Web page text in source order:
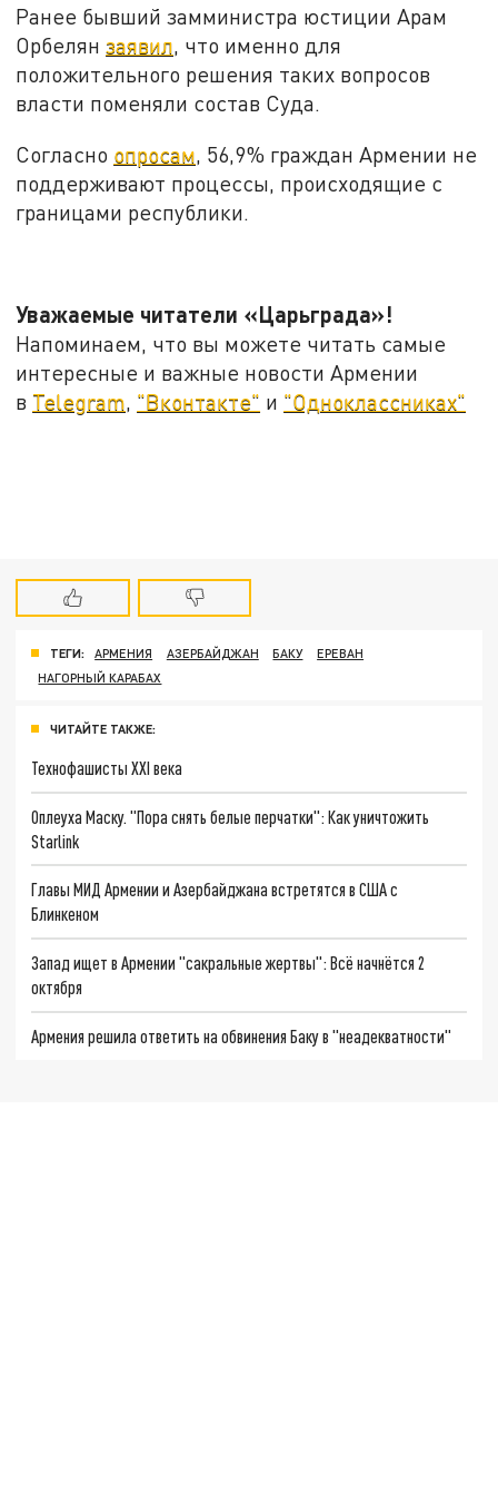
Ранее бывший замминистра юстиции Арам
Орбелянзаявил, что именно для
положительного решения таких вопросов
власти поменяли состав Суда.
Согласно опросам, 56,9% граждан Армении не
поддерживают процессы, происходящие с
границами республики.
Уважаемые читатели «Царьграда»!
Напоминаем, что вы можете читать самые
интересные и важные новости Армении
в Telegram, "Вконтакте" и "Одноклассниках"
ТЕГИ: АРМЕНИЯ АЗЕРБАЙДЖАН БАКУ
ЕРЕВАН
НАГОРНЫЙ КАРАБАХ
ЧИТАЙТЕ ТАКЖЕ:
Технофашисты XXI века
Оплеуха Маску. "Пора снять белые перчатки": Как уничтожить
Starlink
Главы МИД Армении и Азербайджана встретятся в США с
Блинкеном
Запад ищет в Армении "сакральные жертвы": Всё начнётся 2
октября
Армения решила ответить на обвинения Баку в "неадекватности"